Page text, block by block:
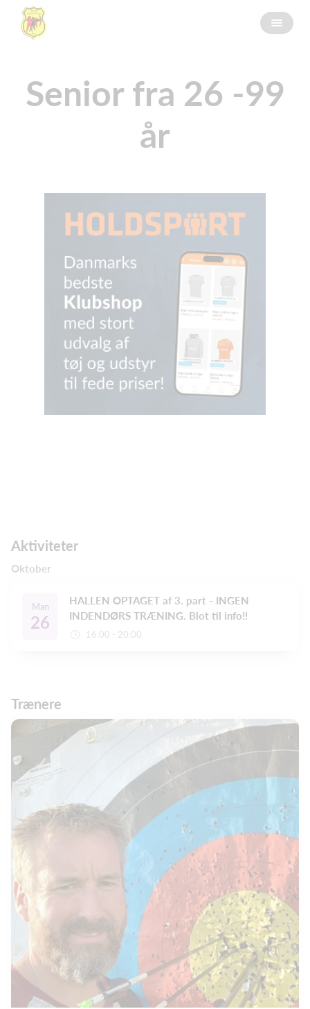
Senior fra 26 -99
år
Aktiviteter
Oktober
Man
26
HALLEN OPTAGET af 3. part - INGEN
INDENDØRS TRÆNING. Blot til info!!
16:00 - 20:00
Trænere